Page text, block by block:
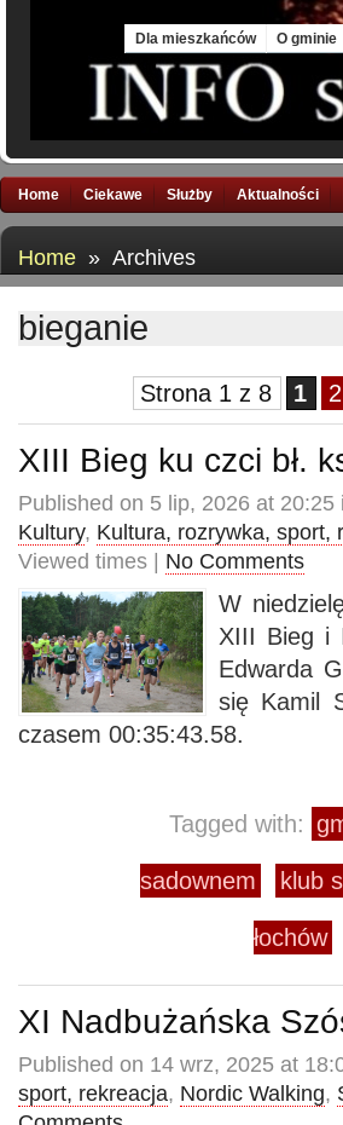
Dla mieszkańców O gminie
Home Ciekawe Służby Aktualności
Home » Archives
bieganie
Strona 1 z 8 1 2
XIII Bieg ku czci bł.
Published on 5 lip, 2026 at 20:25
Kultury, Kultura, rozrywka, sport,
Viewed times | No Comments
W
XIII Bieg i
Edwarda
się Kamil
czasem 00:35:43.58.
Tagged with:
sadownem klub
łochów
XI Nadbużańska
Published on 14 wrz, 2025 at
sport, rekreacja, Nordic Walking,